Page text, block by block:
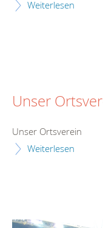
Weiterlesen
Unser
Unser Ortsverein
Weiterlesen